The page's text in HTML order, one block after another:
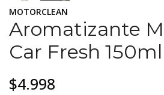
MOTORCLEAN
Aromatizante
Car Fresh 150ml
$4.998